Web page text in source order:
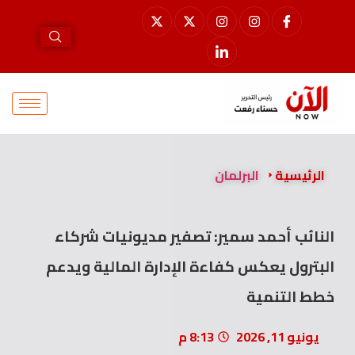
الرئيسية البرلمان
النائب أحمد سمير: تصفير مديونيات شركاء
البترول يعكس كفاءة الإدارة المالية ويدعم
خطط التنمية
يونيو 11, 2026 8:13 م